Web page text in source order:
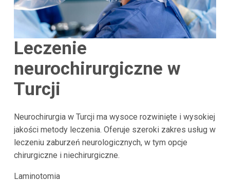
Leczenie
neurochirurgiczne w
Turcji
Neurochirurgia w Turcji ma wysoce rozwinięte i wysokiej
jakości metody leczenia. Oferuje szeroki zakres usług w
leczeniu zaburzeń neurologicznych, w tym opcje
chirurgiczne i niechirurgiczne.
Laminotomia